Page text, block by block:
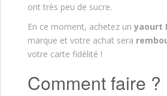
ont très peu de sucre.
En ce moment, achetez unyaourt
marque et votre achat sera
votre carte fidélité !
Comment faire ?